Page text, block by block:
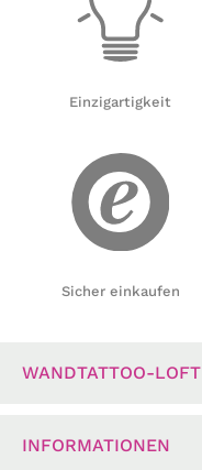
Einzigartigkeit
Sicher einkaufen
WANDTATTOO-LOFT
INFORMATIONEN